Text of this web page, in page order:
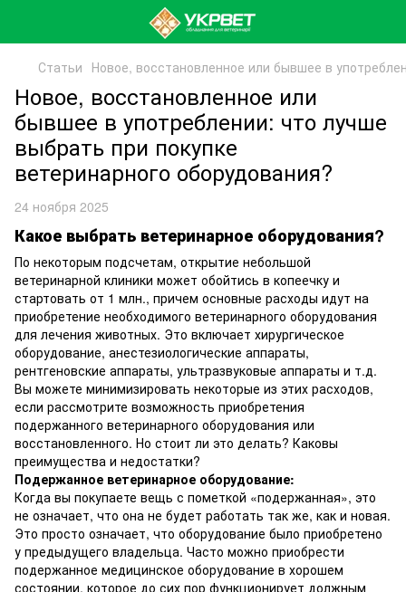
Статьи Новое, восстановленное или бывшее в
Новое, восстановленное или
бывшее в употреблении: что лучше
выбрать при покупке
ветеринарного оборудования?
24 ноября 2025
Какое выбрать ветеринарное оборудования?
По некоторым подсчетам, открытие небольшой
ветеринарной клиники может обойтись в копеечку и
стартовать от 1 млн., причем основные расходы идут на
приобретение необходимого ветеринарного оборудования
для лечения животных. Это включает хирургическое
оборудование, анестезиологические аппараты,
рентгеновские аппараты, ультразвуковые аппараты и т.д.
Вы можете минимизировать некоторые из этих расходов,
если рассмотрите возможность приобретения
подержанного ветеринарного оборудования или
восстановленного. Но стоит ли это делать? Каковы
преимущества и недостатки?
Подержанное ветеринарное оборудование:
Когда вы покупаете вещь с пометкой «подержанная», это
не означает, что она не будет работать так же, как и новая.
Это просто означает, что оборудование было приобретено
у предыдущего владельца. Часто можно приобрести
подержанное медицинское оборудование в хорошем
состоянии, которое до сих пор функционирует должным